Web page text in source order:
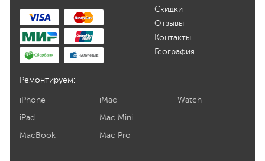
Скидки
Отзывы
Контакты
География
Ремонтируем:
iPhone
iPad
MacBook
iMac
Mac Mini
Mac Pro
Watch